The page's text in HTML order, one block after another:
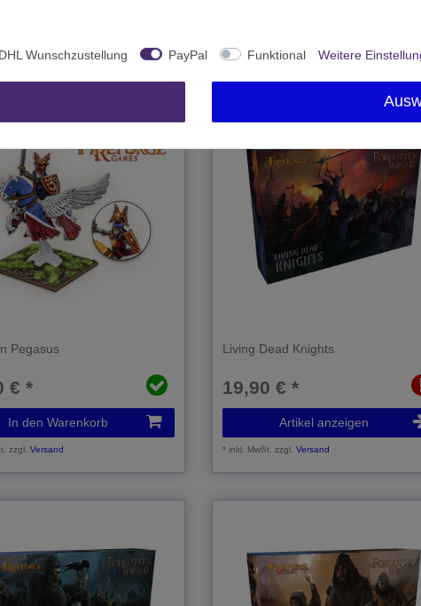
Pegasus
€ *
In den Warenkorb
zzgl.Versand
Living Dead Knights
19,90 € *
Artikel anzeigen
*inkl. MwSt. zzgl.Versand
DHL Wunschzustellung PayPal Funktional Weitere